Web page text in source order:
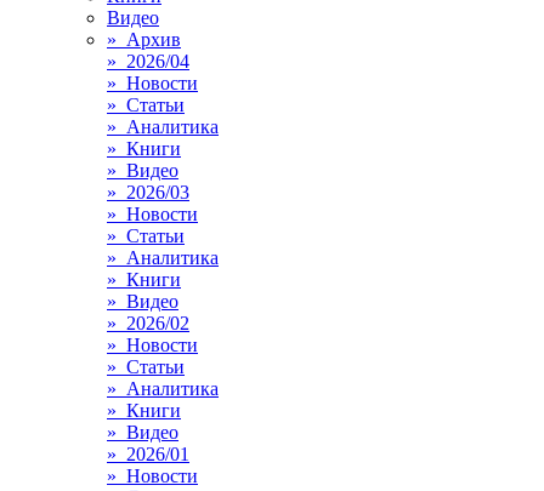
Видео
» Архив
» 2026/04
» Новости
» Статьи
» Аналитика
» Книги
» Видео
» 2026/03
» Новости
» Статьи
» Аналитика
» Книги
» Видео
» 2026/02
» Новости
» Статьи
» Аналитика
» Книги
» Видео
» 2026/01
» Новости